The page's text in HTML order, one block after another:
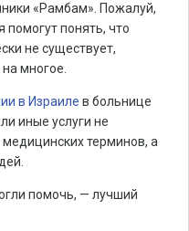
«Рамбам». Пожалуй,
понять, что
не существует,
многое.
в Израиле в больнице
иные услуги не
терминов, а
помочь, — лучший